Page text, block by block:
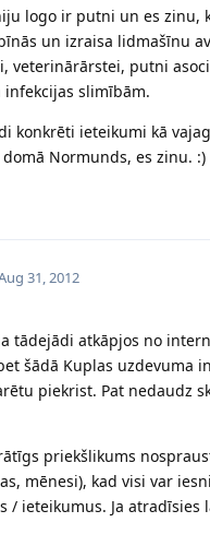
logo ir putni un es zinu,
un izraisa lidmašīnu
veterinārārstei, putni
infekcijas slimībām.
konkrēti ieteikumi kā
Normunds, es zinu. :)
31, 2012
tādejādi atkāpjos no
šādā Kuplas uzdevuma
piekrist. Pat nedaudz
priekšlikums
mēnesi), kad visi var
/ ieteikumus. Ja atradīsies